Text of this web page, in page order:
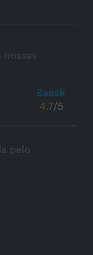
nossas
4.7/5
pelo